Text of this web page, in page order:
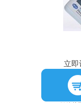
立即